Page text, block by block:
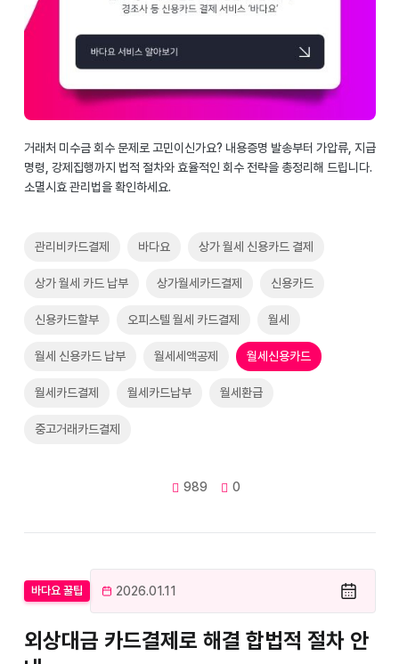
거래처 미수금 회수 문제로 고민이신가요? 내용증명 발송부터 가압류, 지급
명령, 강제집행까지 법적 절차와 효율적인 회수 전략을 총정리해 드립니다.
소멸시효 관리법을 확인하세요.
관리비카드결제 바다요 상가 월세 신용카드 결제
상가 월세 카드 납부 상가월세카드결제 신용카드
신용카드할부 오피스텔 월세 카드결제 월세
월세 신용카드 납부 월세세액공제 월세신용카드
월세카드결제 월세카드납부 월세환급
중고거래카드결제
989 0
바다요 꿀팁 2026.01.11
외상대금 카드결제로 해결 합법적 절차 안